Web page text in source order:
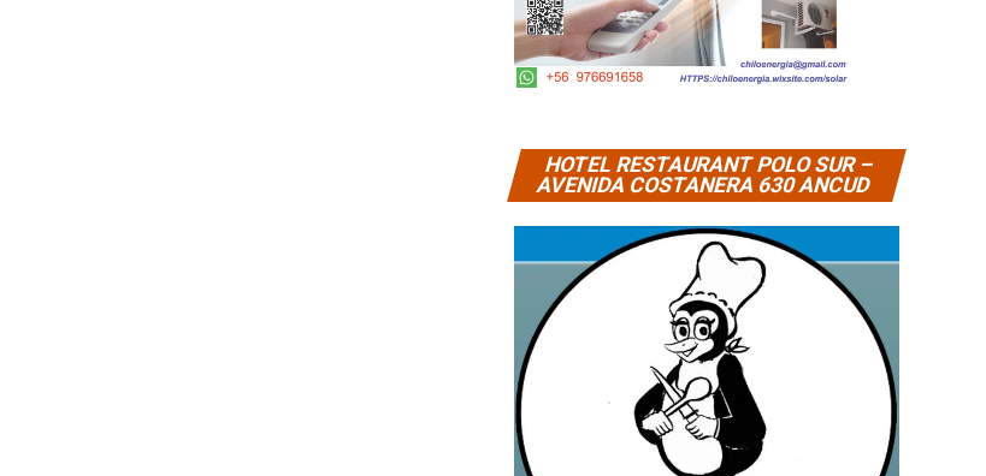
HOTEL RESTAURANT POLO SUR –
AVENIDA COSTANERA 630 ANCUD